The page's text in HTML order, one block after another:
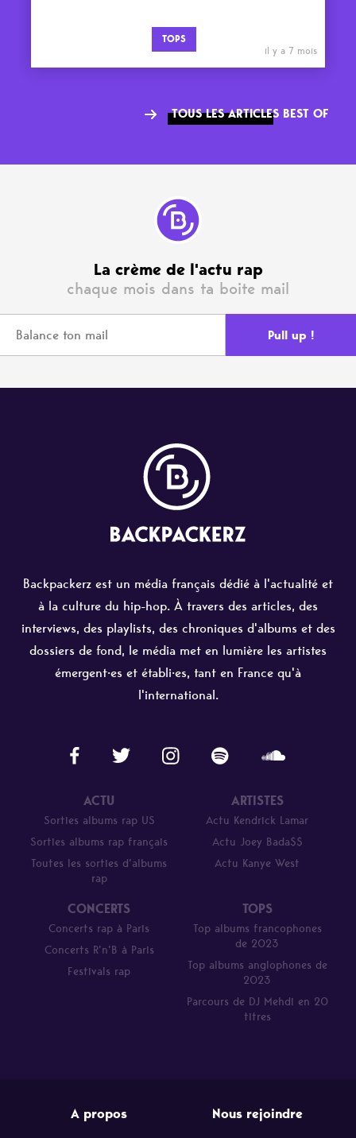
TOPS
il y a 7 mois
TOUS LES ARTICLES BEST OF
La crème de l'actu rap
chaque mois dans ta boite mail
Backpackerz est un média français dédié à l'actualité et
à la culture du hip-hop. À travers des articles, des
interviews, des playlists, des chroniques d'albums et des
dossiers de fond, le média met en lumière les artistes
émergent·es et établi·es, tant en France qu'à
l'international.
ACTU
Sorties albums rap US
Sorties albums rap français
Toutes les sorties d’albums
rap
ARTISTES
Actu Kendrick Lamar
Actu Joey Bada$$
Actu Kanye West
CONCERTS
Concerts rap à Paris
Concerts R’n’B à Paris
Festivals rap
TOPS
Top albums francophones
de 2023
Top albums anglophones de
2023
Parcours de DJ Mehdi en 20
titres
A propos Nous rejoindre